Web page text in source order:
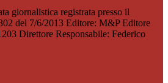
giornalistica registrata presso il
del 7/6/2013 Editore: M&P Editore
Direttore Responsabile: Federico